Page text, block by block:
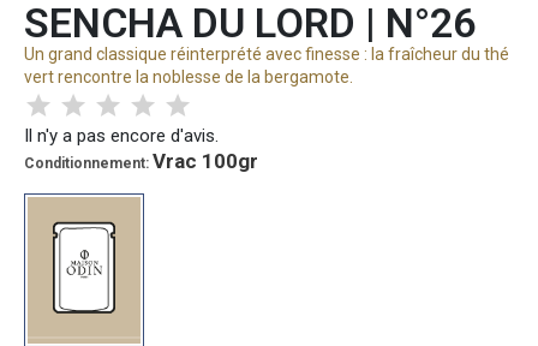
SENCHA DU LORD | N°26
Un grand classique réinterprété avec finesse : la fraîcheur du thé
vert rencontre la noblesse de la bergamote.
Il n'y a pas encore d'avis.
Conditionnement Vrac 100gr